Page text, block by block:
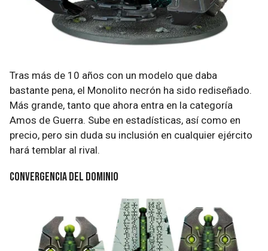
Tras más de 10 años con un modelo que daba
bastante pena, el Monolito necrón ha sido rediseñado.
Más grande, tanto que ahora entra en la categoría
Amos de Guerra. Sube en estadísticas, así como en
precio, pero sin duda su inclusión en cualquier ejército
hará temblar al rival.
Convergencia del dominio